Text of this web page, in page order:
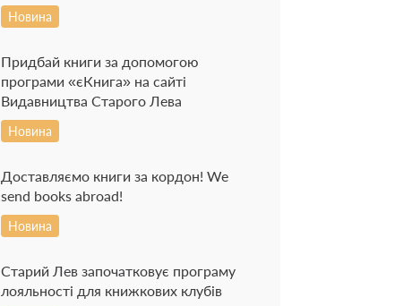
Новина
Придбай книги за допомогою
програми «єКнига» на сайті
Видавництва Старого Лева
Новина
Доставляємо книги за кордон! We
send books abroad!
Новина
Старий Лев започатковує програму
лояльності для книжкових клубів